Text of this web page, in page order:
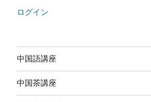
ログイン
中国語講座
中国茶講座